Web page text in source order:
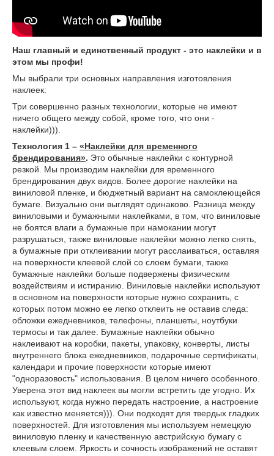
Наш главный и единственный продукт - это наклейки и в
этом мы профи!
Мы выбрали три основных направления изготовления
наклеек:
Три совершенно разных технологии, которые не имеют
ничего общего между собой, кроме того, что они -
наклейки))).
Технология 1 – «Наклейки для временного
брендирования». Это обычные наклейки с контурной
резкой. Мы производим наклейки для временного
брендирования двух видов. Более дорогие наклейки на
виниловой пленке, и бюджетный вариант на самоклеющейся
бумаге. Визуально они выглядят одинаково. Разница между
виниловыми и бумажными наклейками, в том, что виниловые
не боятся влаги а бумажные при намокании могут
разрушаться, также виниловые наклейки можно легко снять,
а бумажные при отклеивании могут расслаиваться, оставляя
на поверхности клеевой слой со слоем бумаги, также
бумажные наклейки больше подвержены физическим
воздействиям и истиранию. Виниловые наклейки используют
в основном на поверхности которые нужно сохранить, с
которых потом можно ее легко отклеить не оставив следа:
обложки ежедневников, телефоны, планшеты, ноутбуки
термосы и так далее. Бумажные наклейки обычно
наклеивают на коробки, пакеты, упаковку, конверты, листы
внутреннего блока ежедневников, подарочные сертификаты,
календари и прочие поверхности которые имеют
"одноразовость" использования. В целом ничего особенного.
Уверена этот вид наклеек вы могли встретить где угодно. Их
используют, когда нужно передать настроение, а настроение
как известно меняется))). Они подходят для твердых гладких
поверхностей. Для изготовления мы используем немецкую
виниловую пленку и качественную австрийскую бумагу с
клеевым слоем. Яркость и сочность изображений не оставят